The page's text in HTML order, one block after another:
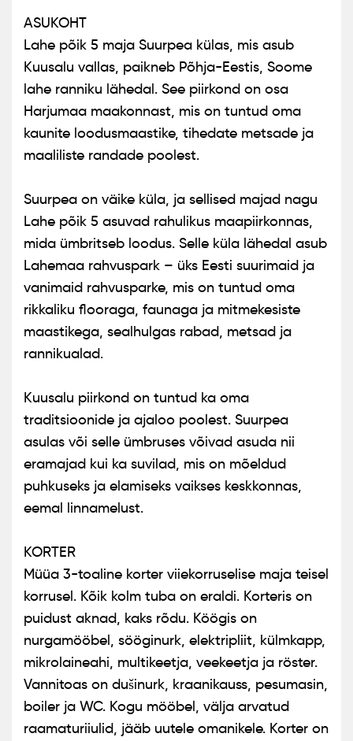
ASUKOHT
Lahe põik 5 maja Suurpea külas, mis asub
Kuusalu vallas, paikneb Põhja-Eestis, Soome
lahe ranniku lähedal. See piirkond on osa
Harjumaa maakonnast, mis on tuntud oma
kaunite loodusmaastike, tihedate metsade ja
maaliliste randade poolest.
Suurpea on väike küla, ja sellised majad nagu
Lahe põik 5 asuvad rahulikus maapiirkonnas,
mida ümbritseb loodus. Selle küla lähedal asub
Lahemaa rahvuspark – üks Eesti suurimaid ja
vanimaid rahvusparke, mis on tuntud oma
rikkaliku flooraga, faunaga ja mitmekesiste
maastikega, sealhulgas rabad, metsad ja
rannikualad.
Kuusalu piirkond on tuntud ka oma
traditsioonide ja ajaloo poolest. Suurpea
asulas või selle ümbruses võivad asuda nii
eramajad kui ka suvilad, mis on mõeldud
puhkuseks ja elamiseks vaikses keskkonnas,
eemal linnamelust.
KORTER
Müüa 3-toaline korter viiekorruselise maja teisel
korrusel. Kõik kolm tuba on eraldi. Korteris on
puidust aknad, kaks rõdu. Köögis on
nurgamööbel, sööginurk, elektripliit, külmkapp,
mikrolaineahi, multikeetja, veekeetja ja röster.
Vannitoas on dušinurk, kraanikauss, pesumasin,
boiler ja WC. Kogu mööbel, välja arvatud
raamaturiiulid, jääb uutele omanikele. Korter on